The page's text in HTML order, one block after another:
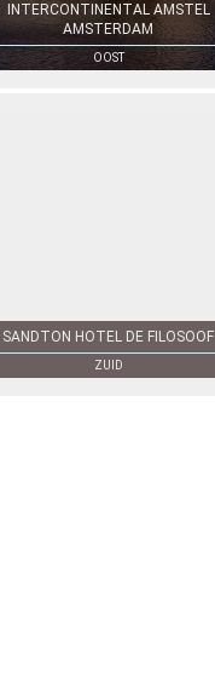
INTERCONTINENTAL AMSTEL
AMSTERDAM
OOST
SANDTON HOTEL DE FILOSOOF
ZUID